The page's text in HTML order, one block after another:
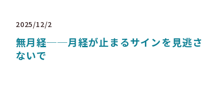
2025/12/2
無月経──月経が止まるサインを見逃さ
ないで